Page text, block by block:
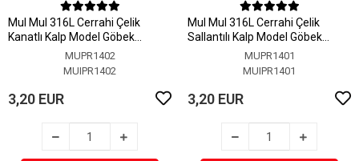
MuI MuI 316L Cerrahi Çelik
Kanatlı Kalp Model Göbek
MUPR1402
MUIPR1402
3,20 EUR
MuI MuI 316L Cerrahi Çelik
Sallantılı Kalp Model Göbek
MUPR1401
MUIPR1401
3,20 EUR